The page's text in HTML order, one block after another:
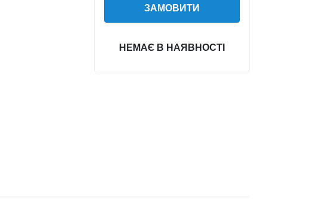
ЗАМОВИТИ
НЕМАЄ В НАЯВНОСТІ